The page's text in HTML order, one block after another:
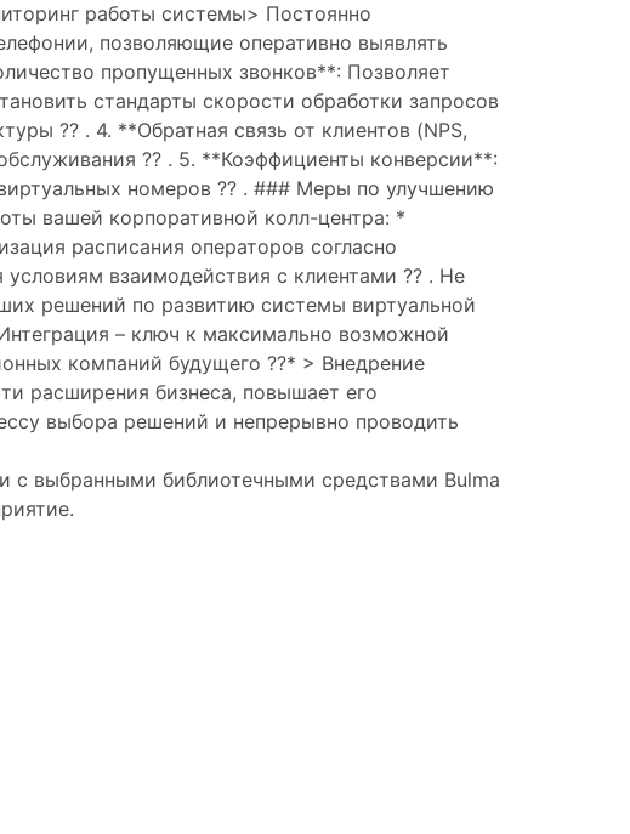
работы системы> Постоянно
позволяющие оперативно выявлять
пропущенных звонков**: Позволяет
стандарты скорости обработки запросов
??️ . 4. **Обратная связь от клиентов (NPS,
?? . 5. **Коэффициенты конверсии**:
номеров ?? . ### Меры по улучшению
вашей корпоративной колл-центра: *
расписания операторов согласно
взаимодействия с клиентами ?? . Не
решений по развитию системы виртуальной
– ключ к максимально возможной
компаний будущего ??* > Внедрение
расширения бизнеса, повышает его
выбора решений и непрерывно проводить
с выбранными библиотечными средствами Bulma